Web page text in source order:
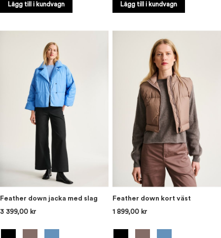
Lägg till i kundvagn Lägg till i kundvagn
Feather down jacka med slag
3 399,00 kr
Feather down kort väst
1 899,00 kr